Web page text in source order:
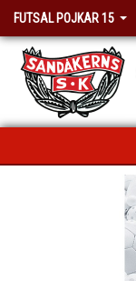
FUTSAL POJKAR 15